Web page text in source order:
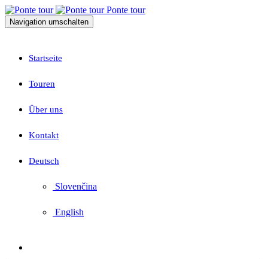
Ponte tour
Navigation umschalten
Startseite
Touren
Über uns
Kontakt
Deutsch
Slovenčina
English